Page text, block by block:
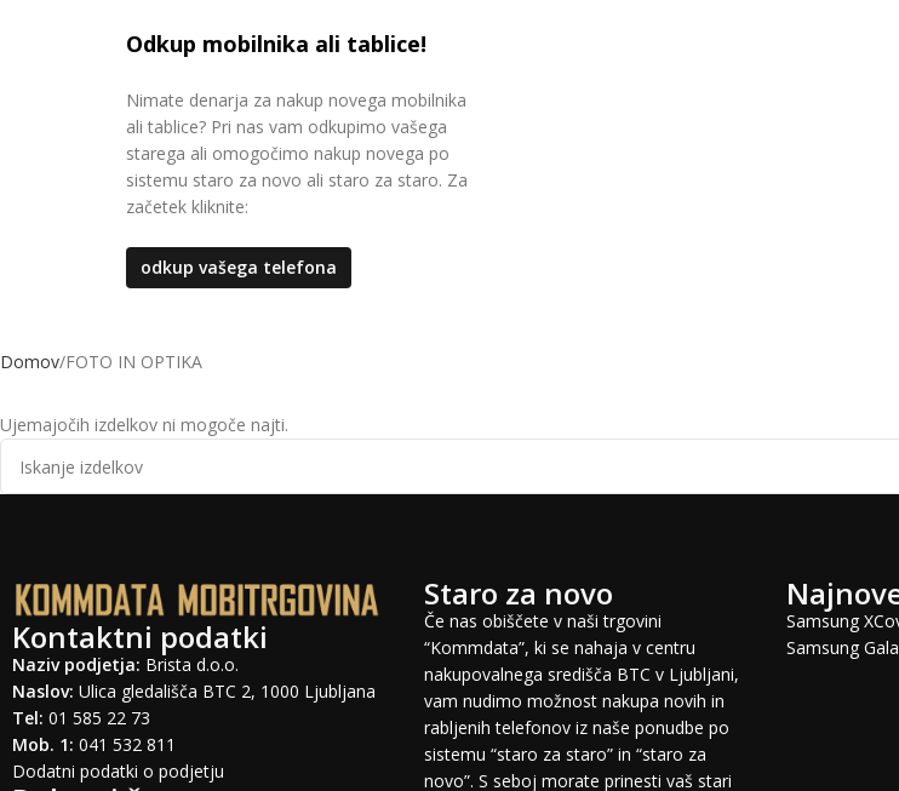
Odkup mobilnika ali tablice!
Nimate denarja za nakup novega mobilnika
ali tablice? Pri nas vam odkupimo vašega
starega ali omogočimo nakup novega po
sistemu staro za novo ali staro za staro. Za
začetek kliknite:
odkup vašega telefona
Domov FOTO IN OPTIKA
Ujemajočih izdelkov ni mogoče najti.
Kontaktni podatki
Naziv podjetja: Brista d.o.o.
Naslov: Ulica gledališča BTC 2, 1000 Ljubljana
Tel: 01 585 22 73
Mob. 1: 041 532 811
Dodatni podatki o podjetju
Staro za novo
Če nas obiščete v naši trgovini
“Kommdata”, ki se nahaja v centru
nakupovalnega središča BTC v Ljubljani,
vam nudimo možnost nakupa novih in
rabljenih telefonov iz naše ponudbe po
sistemu “staro za staro” in “staro za
novo”. S seboj morate prinesti vaš stari
Samsung
Samsung